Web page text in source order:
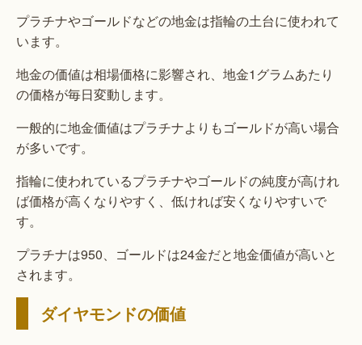
プラチナやゴールドなどの地金は指輪の土台に使われて
います。
地金の価値は相場価格に影響され、地金1グラムあたり
の価格が毎日変動します。
一般的に地金価値はプラチナよりもゴールドが高い場合
が多いです。
指輪に使われているプラチナやゴールドの純度が高けれ
ば価格が高くなりやすく、低ければ安くなりやすいで
す。
プラチナは950、ゴールドは24金だと地金価値が高いと
されます。
ダイヤモンドの価値